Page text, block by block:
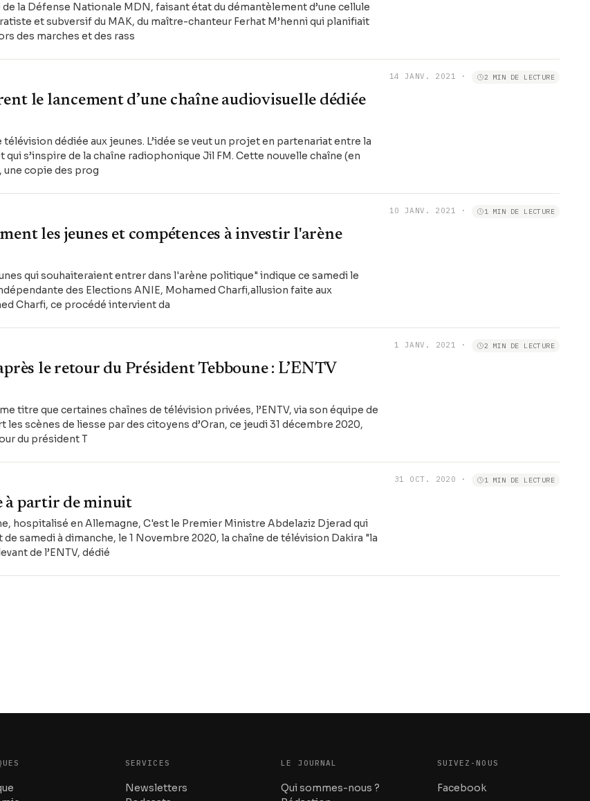
la Défense Nationale MDN, faisant état du démantèlement d’une cellule
et subversif du MAK, du maître-chanteur Ferhat M’henni qui planifiait
des marches et des rass
le lancement d’une chaîne audiovisuelle dédiée
dédiée aux jeunes. L’idée se veut un projet en partenariat entre la
qui s’inspire de la chaîne radiophonique Jil FM. Cette nouvelle chaîne (en
copie des prog
14 JANV. 2021 · 2 MIN DE LECTURE
les jeunes et compétences à investir l'arène
qui souhaiteraient entrer dans l'arène politique" indique ce samedi le
des Elections ANIE, Mohamed Charfi,allusion faite aux
Charfi, ce procédé intervient da
10 JANV. 2021 · 1 MIN DE LECTURE
le retour du Président Tebboune : L’ENTV
titre que certaines chaînes de télévision privées, l’ENTV, via son équipe de
les scènes de liesse par des citoyens d’Oran, ce jeudi 31 décembre 2020,
du président T
1 JANV. 2021 · 2 MIN DE LECTURE
à partir de minuit
hospitalisé en Allemagne, C'est le Premier Ministre Abdelaziz Djerad qui
samedi à dimanche, le 1 Novembre 2020, la chaîne de télévision Dakira "la
de l’ENTV, dédié
31 OCT. 2020 · 1 MIN DE LECTURE
SERVICES
Newsletters
LE JOURNAL
Qui sommes-nous ?
SUIVEZ-NOUS
Facebook